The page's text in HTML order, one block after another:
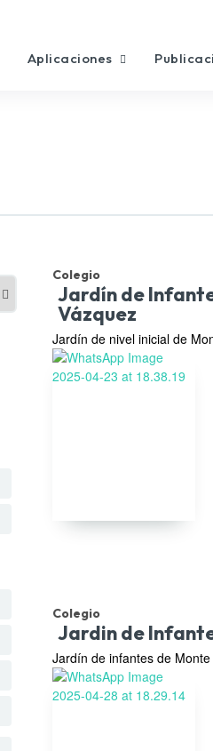
Aplicaciones
Colegio
Jardín de
Vázquez
Jardín de nivel inicial de
Colegio
Jardin de
Jardín de infantes de Monte